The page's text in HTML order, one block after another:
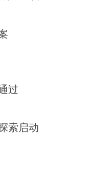
过
索启动